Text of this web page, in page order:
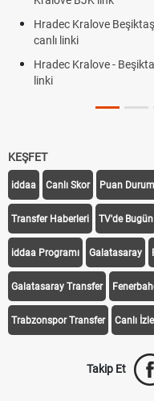
Beşiktaş ücretsiz izle,
- Beşiktaş maçı şifresiz izle
KEŞFET
iddaa Canlı Skor Puan
Transfer Haberleri TV'de Bugün
iddaa Programı Galatasaray
Galatasaray Transfer
Trabzonspor Transfer Canlı İzle
Takip Et